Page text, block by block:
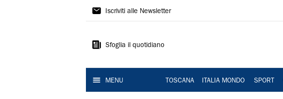
Il
Iscriviti alle Newsletter
Sfoglia il quotidiano
MENU TOSCANA ITALIA MONDO SPORT